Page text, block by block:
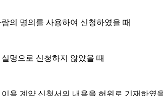
의 명의를 사용하여 신청하였을 때
명으로 신청하지 않았을 때
용 계약 신청서의 내용을 허위로 기재하였